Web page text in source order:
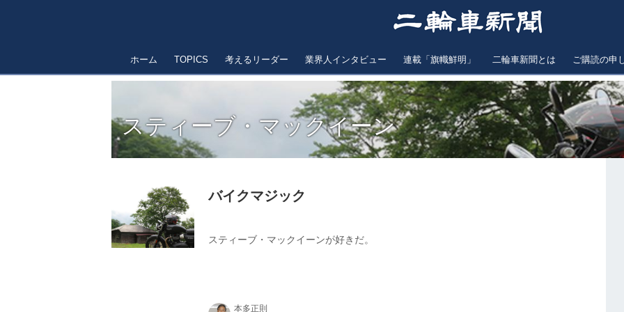
ホーム TOPICS 考えるリーダー 業界人インタビュー 連載「旗幟鮮明」 二輪車新聞とは ご購読の申
スティーブ・マックイーン
バイクマジック
スティーブ・マックイーンが好きだ。
本多正則